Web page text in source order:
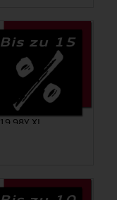
Bis zu 15
/
5-
98Y XL